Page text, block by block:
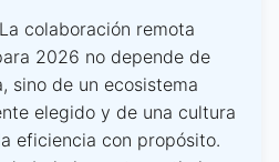
La colaboración remota
2026 no depende de
sino de un ecosistema
elegido y de una cultura
eficiencia con propósito.